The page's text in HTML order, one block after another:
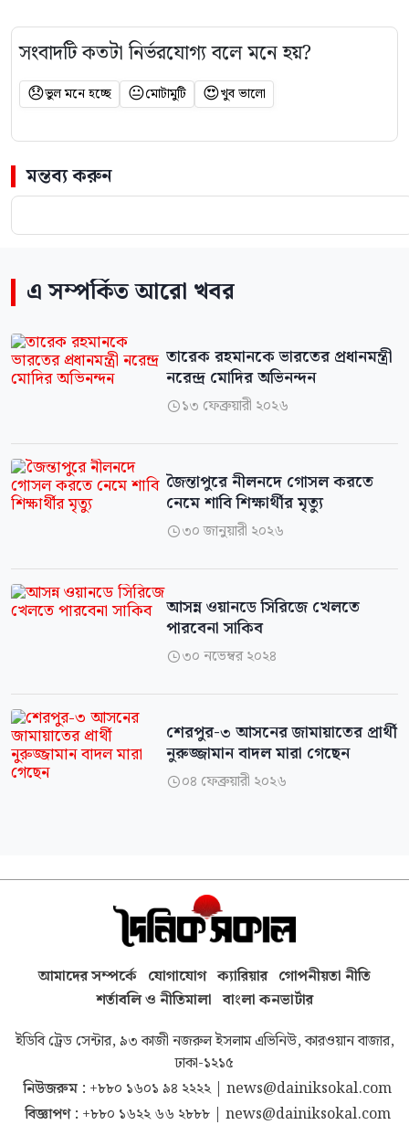
সংবাদটি কতটা নির্ভরযোগ্য বলে মনে হয়?
😞ভুল মনে হচ্ছে 😐মোটামুটি 😍খুব ভালো
মন্তব্য করুন
এ সম্পর্কিত আরো খবর
তারেক রহমানকে ভারতের প্রধানমন্ত্রী
নরেন্দ্র মোদির অভিনন্দন
১৩ ফেব্রুয়ারী ২০২৬
জৈন্তাপুরে নীলনদে গোসল করতে
নেমে শাবি শিক্ষার্থীর মৃত্যু
৩০ জানুয়ারী ২০২৬
আসন্ন ওয়ানডে সিরিজে খেলতে
পারবেনা সাকিব
৩০ নভেম্বর ২০২৪
শেরপুর-৩ আসনের জামায়াতের প্রার্থী
নুরুজ্জামান বাদল মারা গেছেন
০৪ ফেব্রুয়ারী ২০২৬
আমাদের সম্পর্কে যোগাযোগ ক্যারিয়ার গোপনীয়তা নীতি
শর্তাবলি ও নীতিমালা বাংলা কনভার্টার
ইডিবি ট্রেড সেন্টার, ৯৩ কাজী নজরুল ইসলাম এভিনিউ, কারওয়ান বাজার,
ঢাকা-১২১৫
নিউজরুম : +৮৮০ ১৬০১ ৯৪ ২২২২| news@dainiksokal.com
বিজ্ঞাপণ : +৮৮০ ১৬২২ ৬৬ ২৮৮৮| news@dainiksokal.com